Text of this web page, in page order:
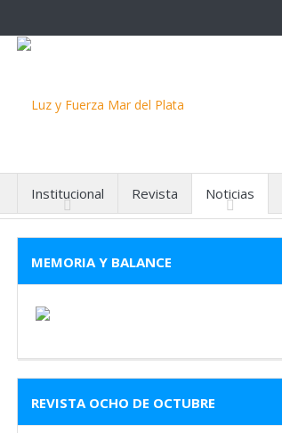
Institucional Revista Noticias
MEMORIA Y BALANCE
REVISTA OCHO DE OCTUBRE